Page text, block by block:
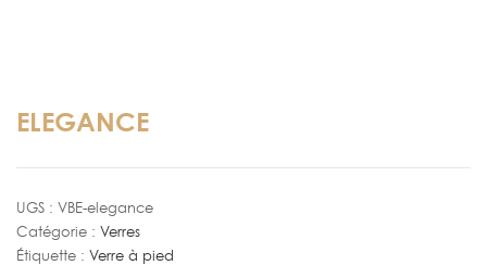
ELEGANCE
UGS : VBE-elegance
Catégorie : Verres
Étiquette : Verre à pied